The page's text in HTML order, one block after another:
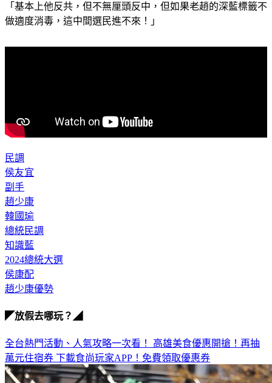
「基本上他反共，但不無厘頭反中，但如果老趙的深藍標籤不
做適度消毒，這中間選民進不來！」
民調
侯友宜
副手
趙少康
韓國瑜
總統民調
知識藍
2024總統大選
侯康配
趙少康優勢
◤放假去哪玩？◢
全台熱門活動、人氣攻略一次看！ 高雄美食優惠開搶！再抽
萬元住宿券 下載食尚玩家APP！免費領取優惠券